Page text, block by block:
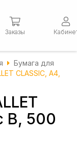
Заказы
Бумага для
CLASSIC, А4,
B, 500